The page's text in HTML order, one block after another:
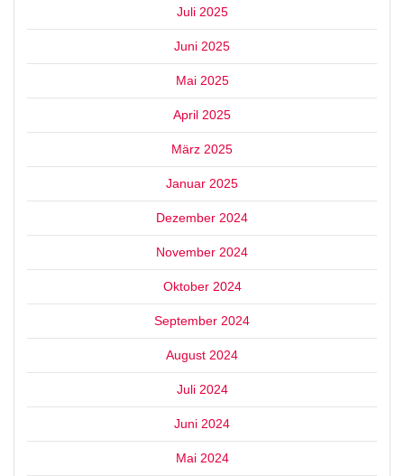
Juli 2025
Juni 2025
Mai 2025
April 2025
März 2025
Januar 2025
Dezember 2024
November 2024
Oktober 2024
September 2024
August 2024
Juli 2024
Juni 2024
Mai 2024